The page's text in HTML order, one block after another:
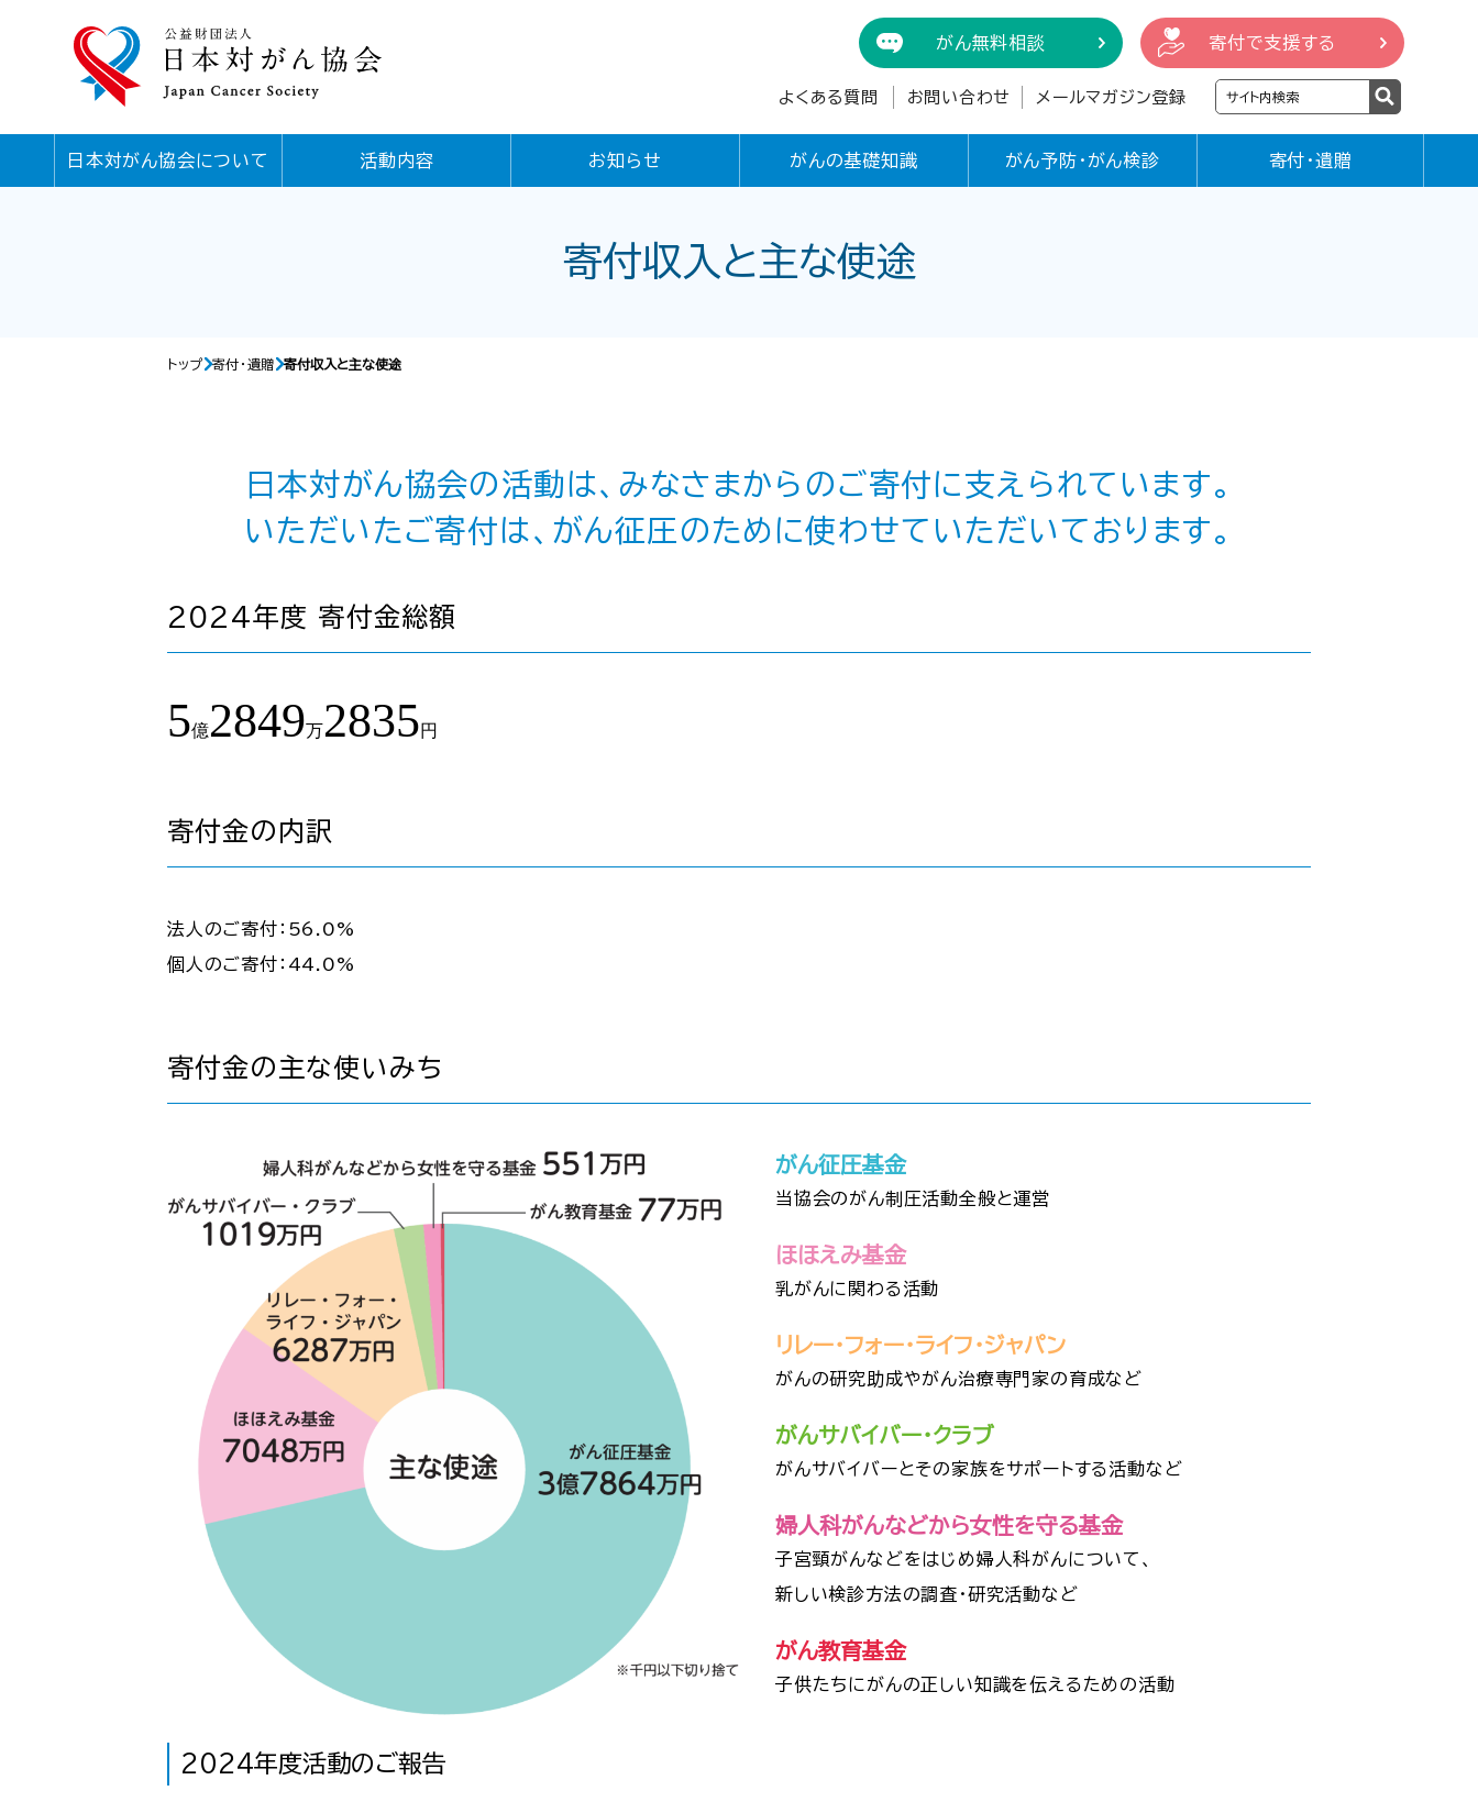
がん無料相談 寄付で支援する
よくある質問 お問い合わせ メールマガジン登録
日本対がん協会について 活動内容 お知らせ がんの基礎知識 がん予防・がん検診 寄付・遺贈
寄付収入と主な使途
トップ 寄付・遺贈 寄付収入と主な使途
日本対がん協会の活動は、みなさまからのご寄付に支えられています。
いただいたご寄付は、がん征圧のために使わせていただいております。
2024年度 寄付金総額
5億2849万2835円
寄付金の内訳
法人のご寄付：56.0%
個人のご寄付：44.0%
寄付金の主な使いみち
がん征圧基金
当協会のがん制圧活動全般と運営
ほほえみ基金
乳がんに関わる活動
リレー・フォー・ライフ・ジャパン
がんの研究助成やがん治療専門家の育成など
がんサバイバー・クラブ
がんサバイバーとその家族をサポートする活動など
婦人科がんなどから女性を守る基金
子宮頸がんなどをはじめ婦人科がんについて、
新しい検診方法の調査・研究活動など
がん教育基金
子供たちにがんの正しい知識を伝えるための活動
2024年度活動のご報告